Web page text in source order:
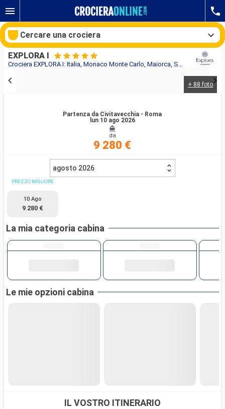
Crociera EXPLORA I: Italia, Monaco Monte Carlo, Maiorca, Spagna, Francia in partenza da Civitavecchia - Roma
EXPLORA I
+ 88 foto
Partenza da Civitavecchia - Roma
lun 10 ago 2026
da
9 280 €
agosto 2026
PREZZO MIGLIORE
10 Ago
9 280 €
La mia categoria cabina
Le mie opzioni cabina
IL VOSTRO ITINERARIO
Cercare una crociera
Mesi di partenza
Ricerca